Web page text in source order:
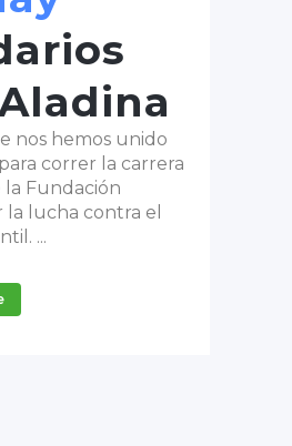
nos hemos unido
correr la carrera
la Fundación
la lucha contra el
...